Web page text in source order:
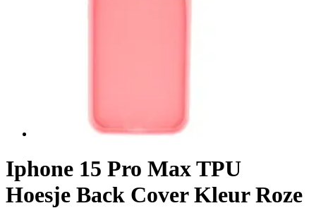
Iphone 15 Pro Max TPU
Hoesje Back Cover Kleur Roze